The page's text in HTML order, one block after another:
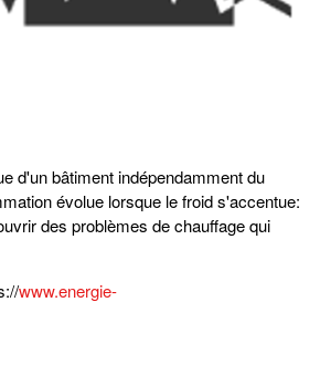
d'un bâtiment indépendamment du
évolue lorsque le froid s'accentue:
des problèmes de chauffage qui
www.energie-